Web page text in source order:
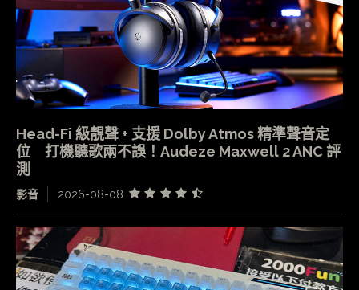
Head-Fi 級靚聲 + 支援 Dolby Atmos 精準聲音定
位 打機聽歌兩不誤！Audeze Maxwell 2 ANC 評
測
影音 2026-08-08